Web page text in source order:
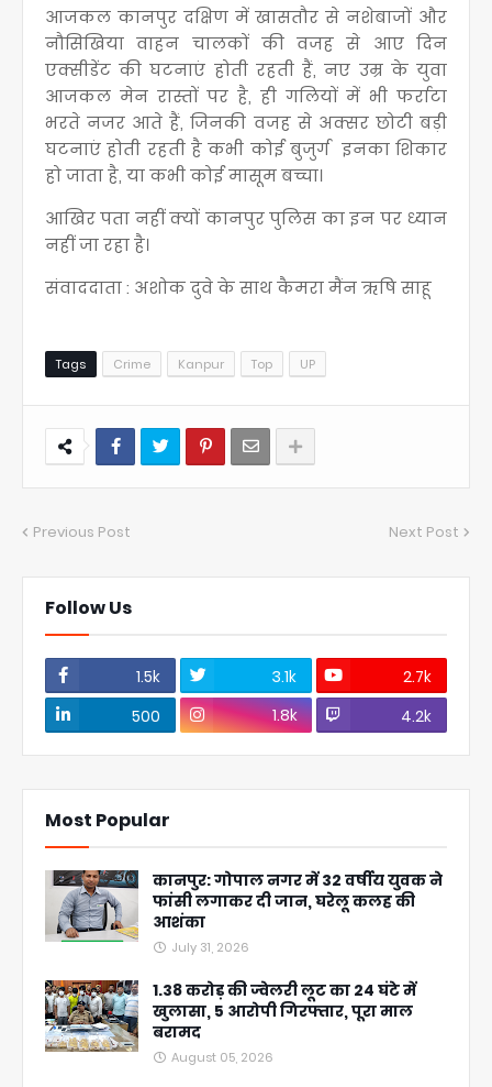
आजकल कानपुर दक्षिण में खासतौर से नशेबाजों और
नौसिखिया वाहन चालकों की वजह से आए दिन
एक्सीडेंट की घटनाएं होती रहती हैं, नए उम्र के युवा
आजकल मेन रास्तों पर है, ही गलियों में भी फर्राटा
भरते नजर आते हैं, जिनकी वजह से अक्सर छोटी बड़ी
घटनाएं होती रहती है कभी कोई बुजुर्ग इनका शिकार
हो जाता है, या कभी कोई मासूम बच्चा।
आखिर पता नहीं क्यों कानपुर पुलिस का इन पर ध्यान
नहीं जा रहा है।
संवाददाता : अशोक दुवे के साथ कैमरा मैंन ऋषि साहू
Tags Crime Kanpur Top UP
Previous Post Next Post
Follow Us
1.5k 3.1k
2.7k
500
1.8k 4.2k
Most Popular
कानपुर: गोपाल नगर में 32 वर्षीय युवक ने
फांसी लगाकर दी जान, घरेलू कलह की
आशंका
July 31, 2026
1.38 करोड़ की ज्वेलरी लूट का 24 घंटे में
खुलासा, 5 आरोपी गिरफ्तार, पूरा माल
बरामद
August 05, 2026